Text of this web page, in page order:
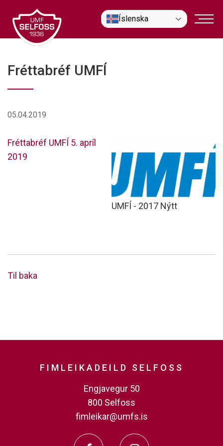
efni
Íslenska
Fréttabréf UMFÍ
05.04.2019
UMFÍ - 2017 Nýtt
Fréttabréf UMFÍ 5. apríl
2019
Til baka
FIMLEIKADEILD SELFOSS
Engjavegur 50
800 Selfoss
fimleikar@umfs.is